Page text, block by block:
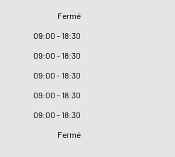
Fermé
09:00 - 18:30
09:00 - 18:30
09:00 - 18:30
09:00 - 18:30
09:00 - 18:30
Fermé